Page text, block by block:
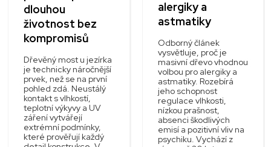
dlouhou
životnost bez
kompromisů
Dřevěný most u jezírka
je technicky náročnější
prvek, než se na první
pohled zdá. Neustálý
kontakt s vlhkostí,
teplotní výkyvy a UV
záření vytvářejí
extrémní podmínky,
které prověřují každý
alergiky a
astmatiky
Odborný článek
vysvětluje, proč je
masivní dřevo vhodnou
volbou pro alergiky a
astmatiky. Rozebírá
jeho schopnost
regulace vlhkosti,
nízkou prašnost,
absenci škodlivých
emisí a pozitivní vliv na
psychiku. Vychází z